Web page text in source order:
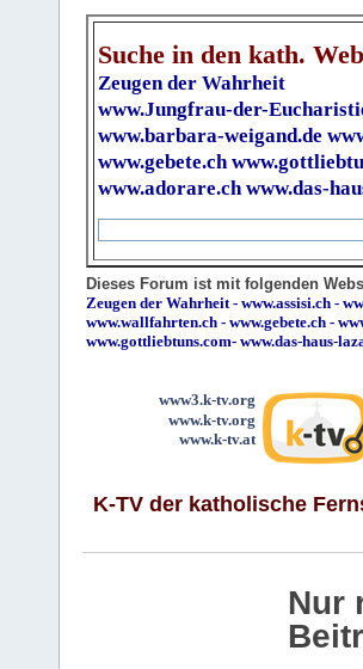
Suche in den kath.
Zeugen der Wahrheit
www.Jungfrau-der-
www.barbara-weigand.de
www.gebete.ch
www.adorare.ch www.das-
Dieses Forum ist mit folgenden
Zeugen der Wahrheit- www.assisi.ch -
www.wallfahrten.ch - www.gebete.ch -
www.gottliebtuns.com- www.das-haus-
www3.k-tv.org
www.k-tv.org
www.k-tv.at
K-TV der katholische
Nur